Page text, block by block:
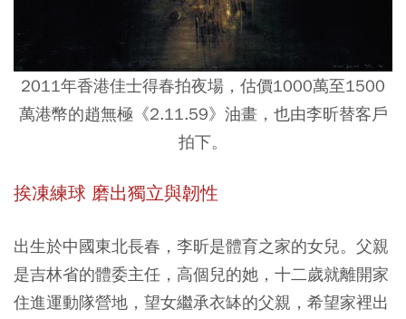
2011年香港佳士得春拍夜場，估價1000萬至1500
萬港幣的趙無極《2.11.59》油畫，也由李昕替客戶
拍下。
挨凍練球 磨出獨立與韌性
出生於中國東北長春，李昕是體育之家的女兒。父親
是吉林省的體委主任，高個兒的她，十二歲就離開家
住進運動隊營地，望女繼承衣缽的父親，希望家裡出